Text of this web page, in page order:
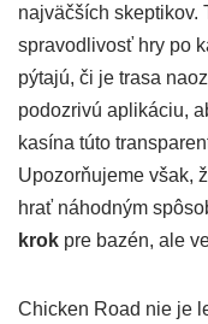
najväčších skeptikov.
spravodlivosť hry po
pýtajú, či je trasa
podozrivú aplikáciu,
kasína túto
Upozorňujeme však,
hrať náhodným
krok pre bazén, ale
Chicken Road nie je